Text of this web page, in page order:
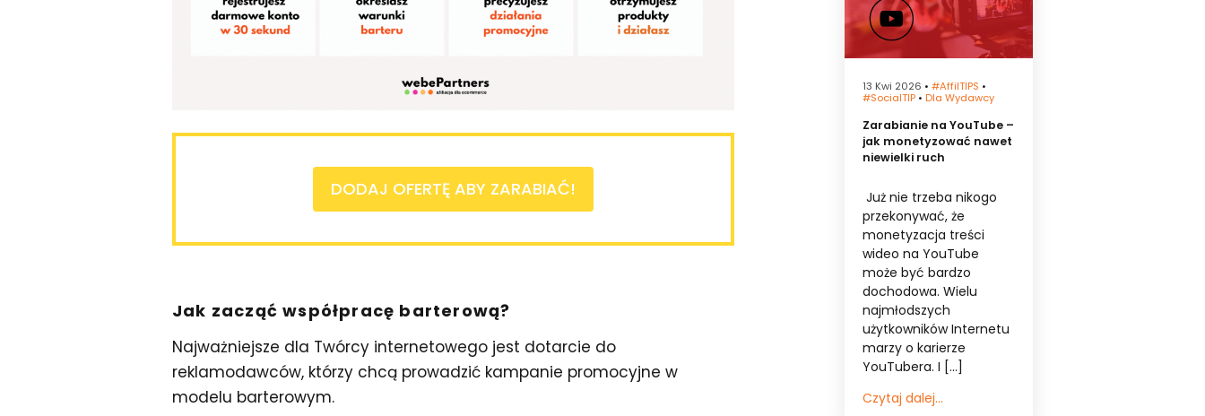
DODAJ OFERTĘ ABY ZARABIAĆ!
Jak zacząć współpracę barterową?
Najważniejsze dla Twórcy internetowego jest dotarcie do
reklamodawców, którzy chcą prowadzić kampanie promocyjne w
modelu barterowym.
13 Kwi 2026 • #affilTIPS •
#socialTIP • Dla Wydawcy
Zarabianie na YouTube –
jak monetyzować nawet
niewielki ruch
Już nie trzeba nikogo
przekonywać, że
monetyzacja treści
wideo na YouTube
może być bardzo
dochodowa. Wielu
najmłodszych
użytkowników Internetu
marzy o karierze
YouTubera. I […]
Czytaj dalej...